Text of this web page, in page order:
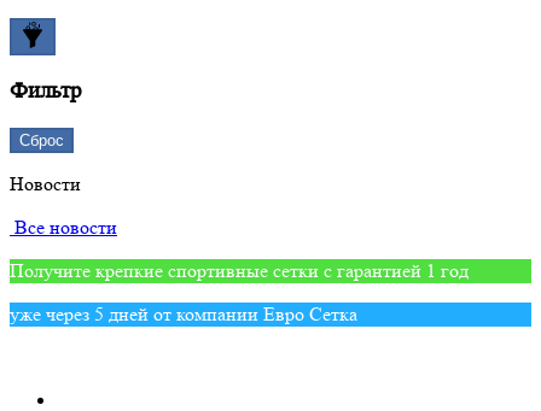
Фильтр
Сброс
Новости
Все новости
Получите крепкие спортивные сетки с гарантией 1 год
уже через 5 дней от компании Евро Сетка